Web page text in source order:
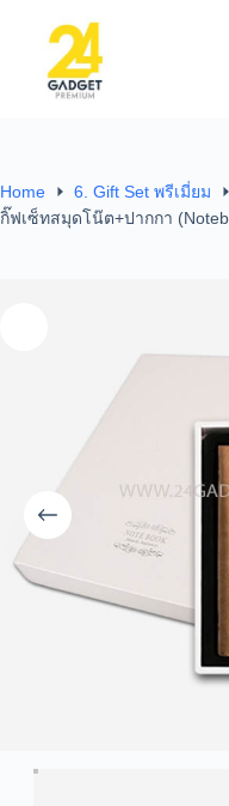
Home
6. Gift Set พรีเมี่ยม
กิ๊ฟเซ็ทสมุดโน๊ต+ปากกา